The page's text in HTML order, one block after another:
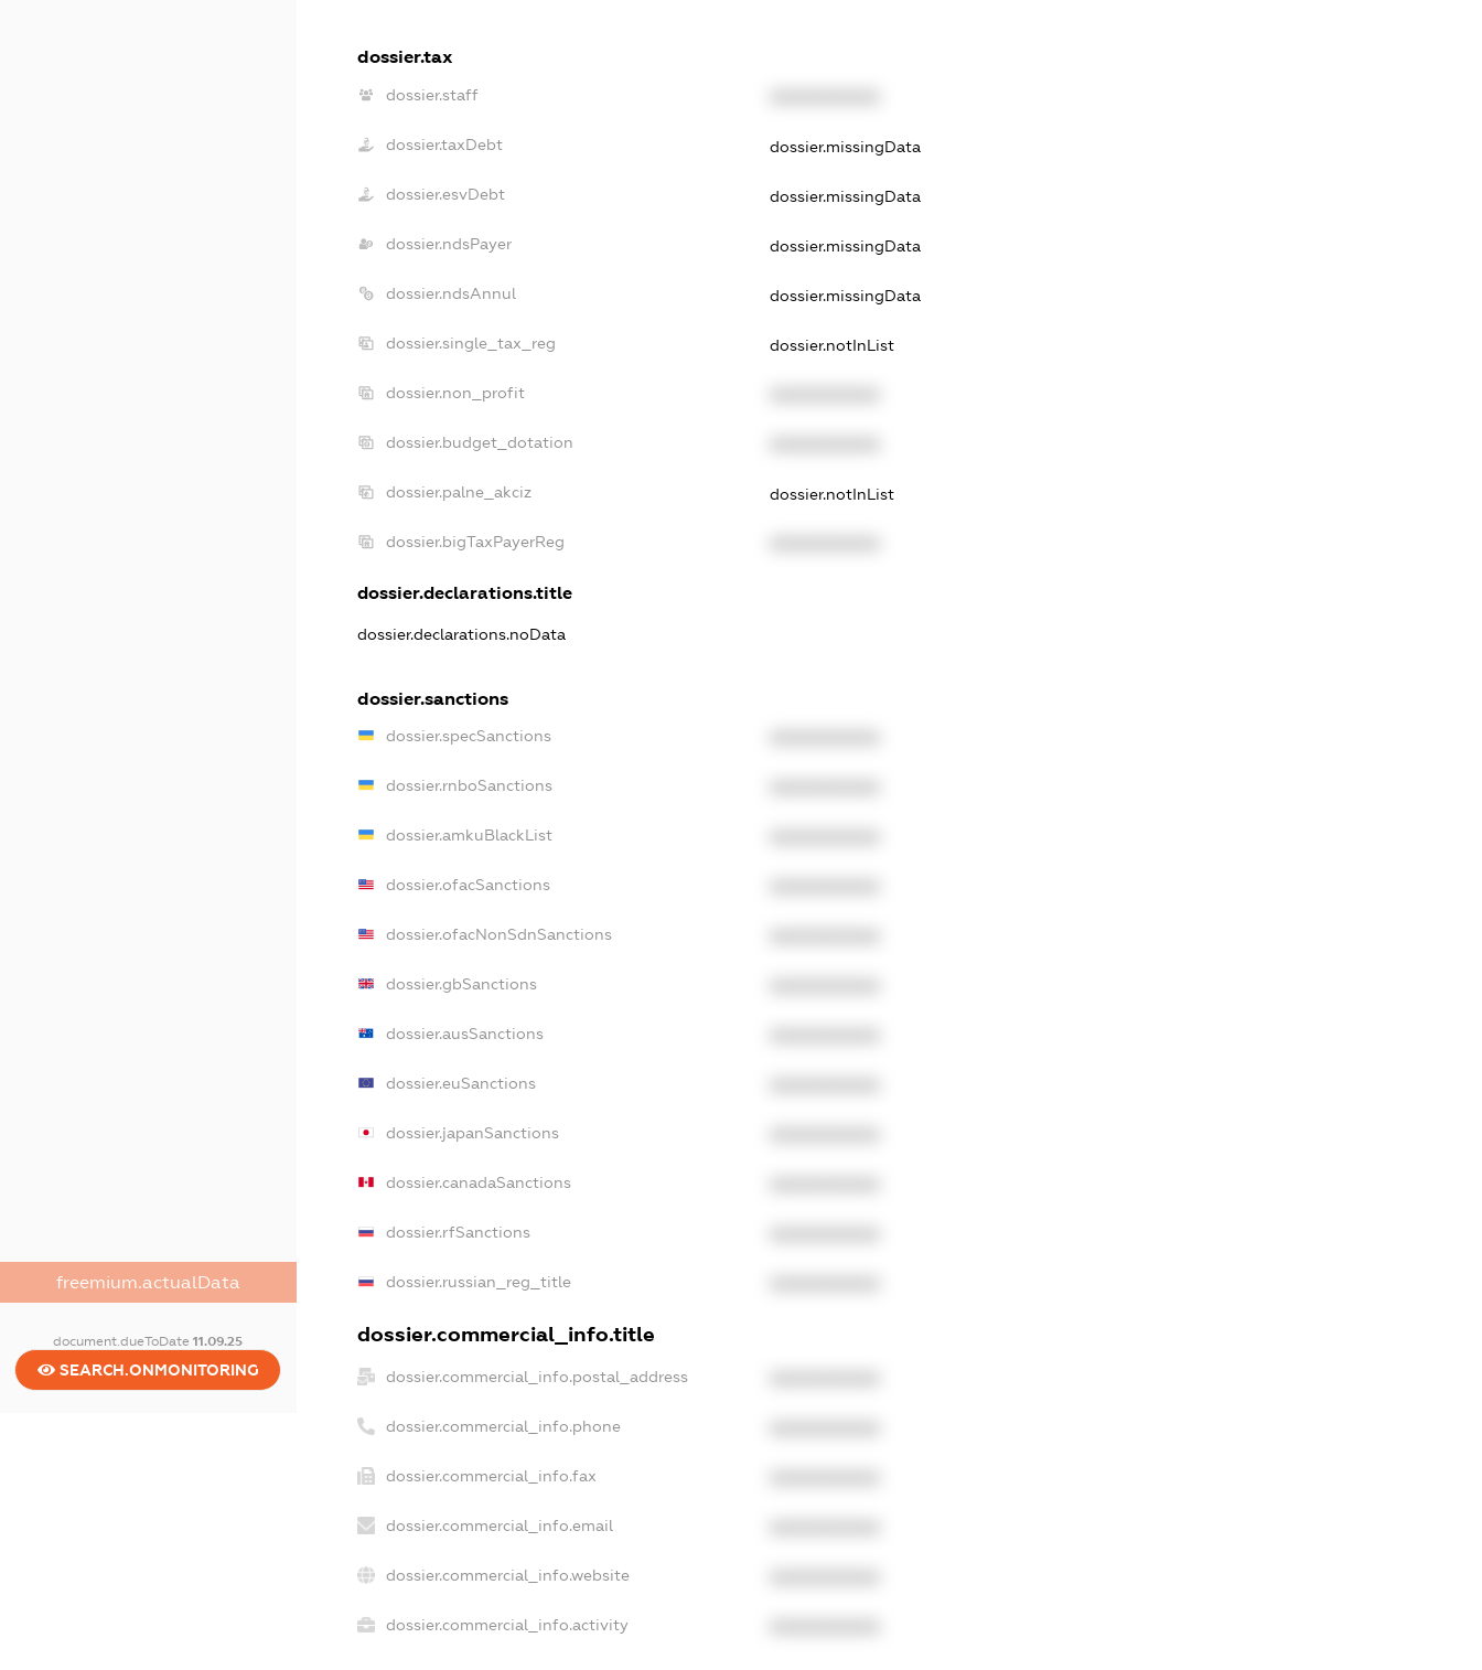
freemium.actualData
document.dueToDate11.09.25
SEARCH.ONMONITORING
dossier.tax
dossier.staff
dossier.taxDebt dossier.missingData
dossier.esvDebt dossier.missingData
dossier.ndsPayer dossier.missingData
dossier.ndsAnnul dossier.missingData
dossier.single_tax_reg dossier.notInList
dossier.non_profit
dossier.budget_dotation
dossier.palne_akciz dossier.notInList
dossier.bigTaxPayerReg
dossier.declarations.title
dossier.declarations.noData
dossier.sanctions
dossier.specSanctions
dossier.rnboSanctions
dossier.amkuBlackList
dossier.ofacSanctions
dossier.ofacNonSdnSanctions
dossier.gbSanctions
dossier.ausSanctions
dossier.euSanctions
dossier.japanSanctions
dossier.canadaSanctions
dossier.rfSanctions
dossier.russian_reg_title
dossier.commercial_info.title
dossier.commercial_info.postal_address
dossier.commercial_info.phone
dossier.commercial_info.fax
dossier.commercial_info.email
dossier.commercial_info.website
dossier.commercial_info.activity